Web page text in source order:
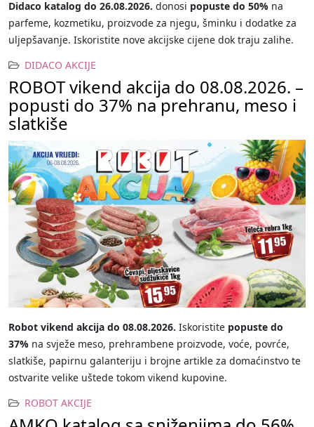
Didaco katalog do 26.08.2026. donosi popuste do 50% na
parfeme, kozmetiku, proizvode za njegu, šminku i dodatke za
uljepšavanje. Iskoristite nove akcijske cijene dok traju zalihe.
DIDACO AKCIJE
ROBOT vikend akcija do 08.08.2026. –
popusti do 37% na prehranu, meso i
slatkiše
Robot vikend akcija do 08.08.2026. Iskoristite popuste do
37% na svježe meso, prehrambene proizvode, voće, povrće,
slatkiše, papirnu galanteriju i brojne artikle za domaćinstvo te
ostvarite velike uštede tokom vikend kupovine.
ROBOT AKCIJE